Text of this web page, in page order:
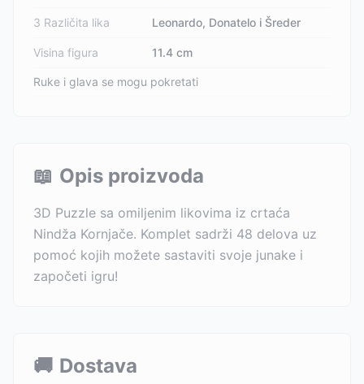
3 Različita lika Leonardo, Donatelo i Šreder
Visina figura 11.4 cm
Ruke i glava se mogu pokretati
📖 Opis proizvoda
3D Puzzle sa omiljenim likovima iz crtaća
Nindža Kornjače. Komplet sadrži 48 delova uz
pomoć kojih možete sastaviti svoje junake i
započeti igru!
🚚 Dostava